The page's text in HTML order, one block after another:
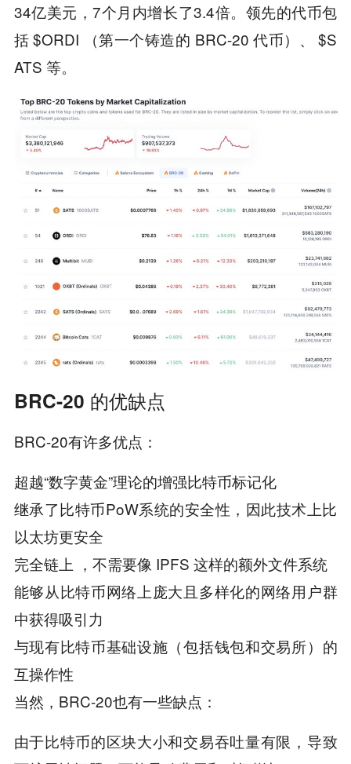
34亿美元，7个月内增长了3.4倍。领先的代币包
括 $ORDI （第一个铸造的 BRC-20 代币）、 $S
ATS 等。
BRC-20 的优缺点
BRC-20有许多优点：
超越“数字黄金”理论的增强比特币标记化
继承了比特币PoW系统的安全性，因此技术上比
以太坊更安全
完全链上 ，不需要像 IPFS 这样的额外文件系统
能够从比特币网络上庞大且多样化的网络用户群
中获得吸引力
与现有比特币基础设施（包括钱包和交易所）的
互操作性
当然，BRC-20也有一些缺点：
由于比特币的区块大小和交易吞吐量有限，导致